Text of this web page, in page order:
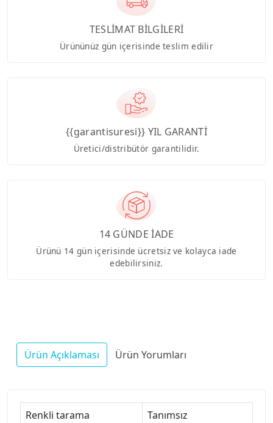
TESLİMAT BİLGİLERİ
Ürününüz gün içerisinde teslim edilir
{{garantisuresi}} YIL GARANTİ
Üretici/distribütör garantilidir.
14 GÜNDE İADE
Ürünü 14 gün içerisinde ücretsiz ve kolayca iade
edebilirsiniz.
Ürün Açıklaması Ürün Yorumları
Renkli tarama Tanımsız